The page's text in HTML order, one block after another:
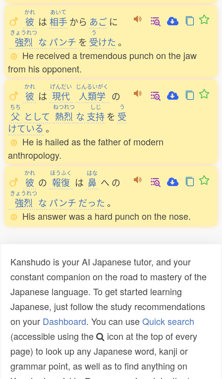
かれ
彼 は
あいて
相手 から あご に
きょうれつ
強烈 な パンチ を
う
受けた。
He received a tremendous punch on the jaw
from his opponent.
かれ
彼 は
げんだい
現代
じんるいがく
人類学 の
ちち
父 として
ねつれつ
熱烈 な
しじ
支持 を
う
受
けている 。
He is hailed as the father of modern
anthropology.
かれ
彼 の
ほうふく
報復 は
はな
鼻 へ の
きょうれつ
強烈 な パンチ だった。
His answer was a hard punch on the nose.
Kanshudo is your AI Japanese tutor, and your
constant companion on the road to mastery of the
Japanese language. To get started learning
Japanese, just follow the study recommendations
on your Dashboard. You can useQuick search
(accessible using the
icon at the top of every
page) to look up any Japanese word, kanji or
grammar point, as well as to find anything on